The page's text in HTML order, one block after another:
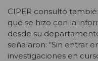
CIPER consultó
qué se hizo con la
desde su
señalaron: “Sin entrar
investigaciones en